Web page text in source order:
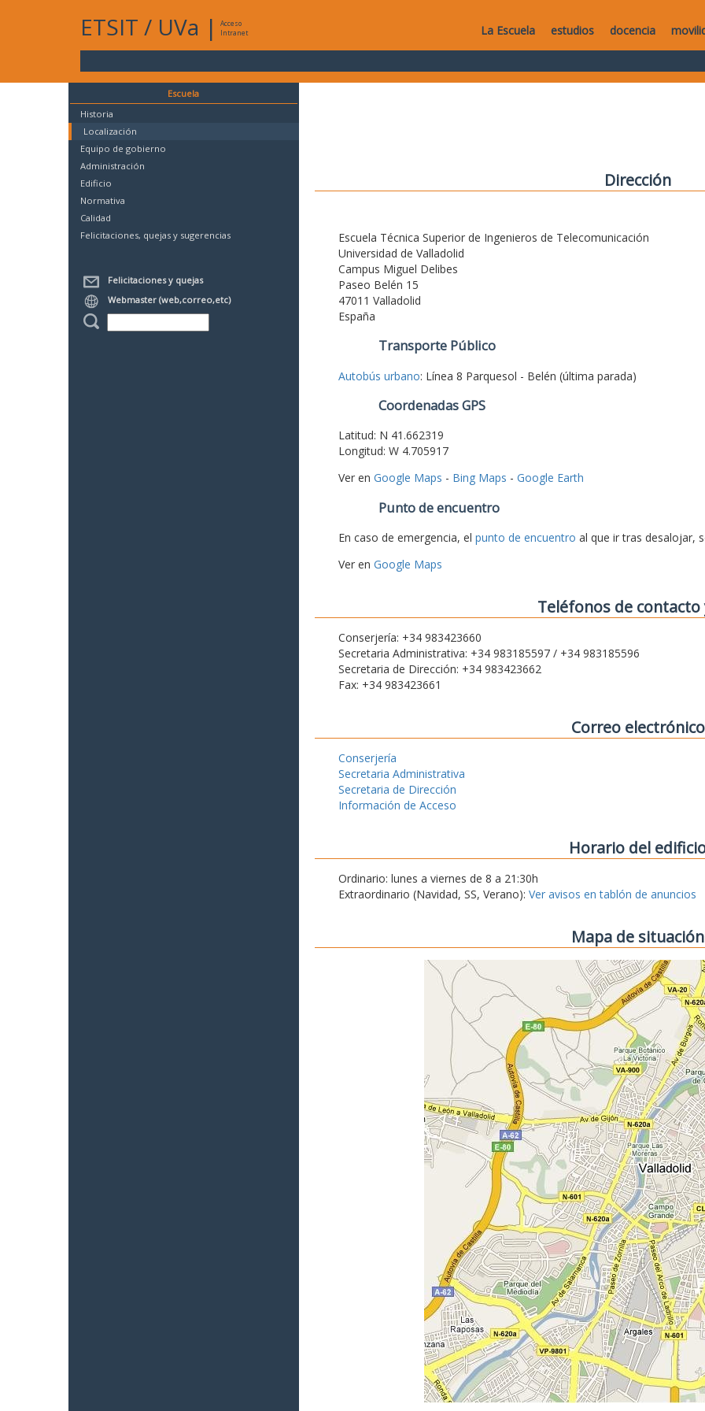
ETSIT / UVa |
Acceso
Intranet
La Escuela estudios docencia
Escuela
Historia
Localización
Equipo de gobierno
Administración
Edificio
Normativa
Calidad
Felicitaciones, quejas y sugerencias
Felicitaciones y quejas
Webmaster (web,correo,etc)
Dirección
Escuela Técnica Superior de Ingenieros de Telecomunicación
Universidad de Valladolid
Campus Miguel Delibes
Paseo Belén 15
47011 Valladolid
España
Transporte Público
Autobús urbano: Línea 8 Parquesol - Belén (última parada)
Coordenadas GPS
Latitud: N 41.662319
Longitud: W 4.705917
Ver en Google Maps - Bing Maps - Google Earth
Punto de encuentro
En caso de emergencia, el punto de encuentro al que ir tras desalojar,
Ver en Google Maps
Teléfonos de contacto
Conserjería: +34 983423660
Secretaria Administrativa: +34 983185597 / +34 983185596
Secretaria de Dirección: +34 983423662
Fax: +34 983423661
Correo electrónico
Conserjería
Secretaria Administrativa
Secretaria de Dirección
Información de Acceso
Horario del
Ordinario: lunes a viernes de 8 a 21:30h
Extraordinario (Navidad, SS, Verano): Ver avisos en tablón de anuncios
Mapa de situación